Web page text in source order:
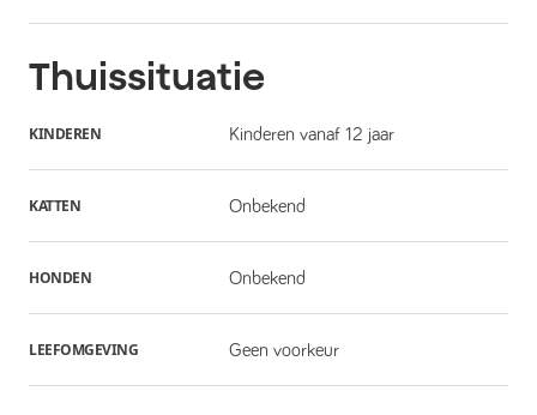
Thuissituatie
KINDEREN Kinderen vanaf 12 jaar
KATTEN Onbekend
HONDEN Onbekend
LEEFOMGEVING Geen voorkeur